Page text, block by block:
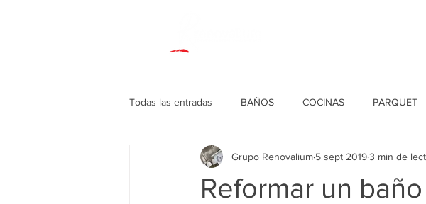
Todas las entradas BAÑOS COCINAS PARQUET
DECORACIONES VARIAS
Reformar un
Grupo Renovalium 5 sept 20193 min de